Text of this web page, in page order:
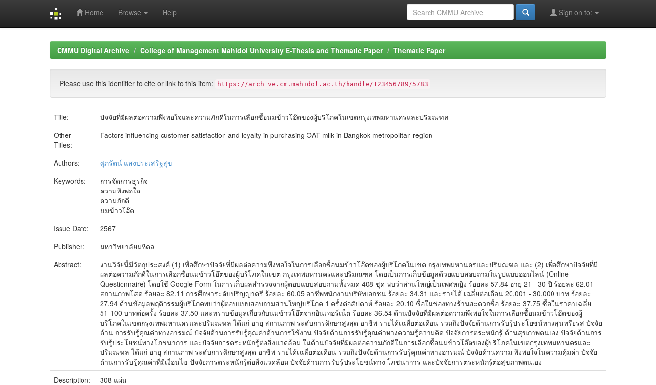
Home Browse Help Sign on to:
CMMU Digital Archive College of Management Mahidol University E-Thesis and Thematic Paper Thematic Paper
Please use this identifier to cite or link to this item: https://archive.cm.mahidol.ac.th/handle/123456789/5783
Title:
ปัจจัยที่มีผลต่อความพึงพอใจและความภักดีในการเลือกซื้อนมข้าวโอ๊ตของผู้บริโภคในเขตกรุงเทพมหานครและปริมณฑล
Other
Titles:
Factors influencing customer satisfaction and loyalty in purchasing OAT milk in Bangkok metropolitan region
Authors:
ศุภรัตน์ แสงประเสริฐสุข
Keywords:
การจัดการธุรกิจ
ความพึงพอใจ
ความภักดี
นมข้าวโอ๊ต
Issue Date:
2567
Publisher:
มหาวิทยาลัยมหิดล
Abstract:
งานวิจัยนี้มีวัตถุประสงค์ (1) เพื่อศึกษาปัจจัยที่มีผลต่อความพึงพอใจในการเลือกซื้อนมข้าวโอ๊ตของผู้บริโภคในเขต กรุงเทพมหานครและปริมณฑล และ (2) เพื่อศึกษาปัจจัยที่มี
ผลต่อความภักดีในการเลือกซื้อนมข้าวโอ๊ตของผู้บริโภคในเขต กรุงเทพมหานครและปริมณฑล โดยเป็นการเก็บข้อมูลด้วยแบบสอบถามในรูปแบบออนไลน์ (Online
Questionnaire) โดยใช้ Google Form ในการเก็บผลสำรวจจากผู้ตอบแบบสอบถามทั้งหมด 408 ชุด พบว่าส่วนใหญ่เป็นเพศหญิง ร้อยละ 57.84 อายุ 21 - 30 ปี ร้อยละ 62.01
สถานภาพโสด ร้อยละ 82.11 การศึกษาระดับปริญญาตรี ร้อยละ 60.05 อาชีพพนักงานบริษัทเอกชน ร้อยละ 34.31 และรายได้ เฉลี่ยต่อเดือน 20,001 - 30,000 บาท ร้อยละ
27.94 ด้านข้อมูลพฤติกรรมผู้บริโภคพบว่าผู้ตอบแบบสอบถามส่วนใหญ่บริโภค 1 ครั้งต่อสัปดาห์ ร้อยละ 20.10 ซื้อในช่องทางร้านสะดวกซื้อ ร้อยละ 37.75 ซื้อในราคาเฉลี่ย
51-100 บาทต่อครั้ง ร้อยละ 37.50 และทราบข้อมูลเกี่ยวกับนมข้าวโอ๊ตจากอินเทอร์เน็ต ร้อยละ 36.54 ด้านปัจจัยที่มีผลต่อความพึงพอใจในการเลือกซื้อนมข้าวโอ๊ตของผู้
บริโภคในเขตกรุงเทพมหานครและปริมณฑล ได้แก่ อายุ สถานภาพ ระดับการศึกษาสูงสุด อาชีพ รายได้เฉลี่ยต่อเดือน รวมถึงปัจจัยด้านการรับรู้ประโยชน์ทางสุนทรียรส ปัจจัย
ด้าน การรับรู้คุณค่าทางอารมณ์ ปัจจัยด้านการรับรู้คุณค่าด้านการใช้งาน ปัจจัยด้านการรับรู้คุณค่าทางความรู้ความคิด ปัจจัยการตระหนักรู้ ด้านสุขภาพตนเอง ปัจจัยด้านการ
รับรู้ประโยชน์ทางโภชนาการ และปัจจัยการตระหนักรู้ต่อสิ่งแวดล้อม ในด้านปัจจัยที่มีผลต่อความภักดีในการเลือกซื้อนมข้าวโอ๊ตของผู้บริโภคในเขตกรุงเทพมหานครและ
ปริมณฑล ได้แก่ อายุ สถานภาพ ระดับการศึกษาสูงสุด อาชีพ รายได้เฉลี่ยต่อเดือน รวมถึงปัจจัยด้านการรับรู้คุณค่าทางอารมณ์ ปัจจัยด้านความ พึงพอใจในความคุ้มค่า ปัจจัย
ด้านการรับรู้คุณค่าที่มีเงื่อนไข ปัจจัยการตระหนักรู้ต่อสิ่งแวดล้อม ปัจจัยด้านการรับรู้ประโยชน์ทาง โภชนาการ และปัจจัยการตระหนักรู้ต่อสุขภาพตนเอง
Description:
308 แผ่น